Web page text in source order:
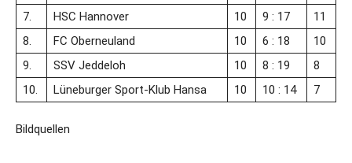
7.
HSC Hannover 10 9 : 17
11
8.
FC Oberneuland 10 6 : 18
10
9.
SSV Jeddeloh 10 8 : 19
8
10.
Lüneburger Sport-Klub Hansa 10 10 : 14 7
Bildquellen